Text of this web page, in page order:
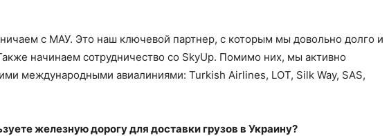
с МАУ. Это наш ключевой партнер, с которым мы довольно долго и
начинаем сотрудничество со SkyUp. Помимо них, мы активно
международными авиалиниями: Turkish Airlines, LOT, Silk Way, SAS,
железную дорогу для доставки грузов в Украину?